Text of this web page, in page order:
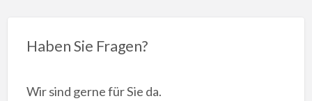
Haben Sie Fragen?
Wir sind gerne für Sie da.